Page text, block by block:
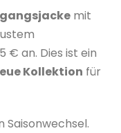
mit
€ an. Dies ist ein
Kollektion für
Saisonwechsel.